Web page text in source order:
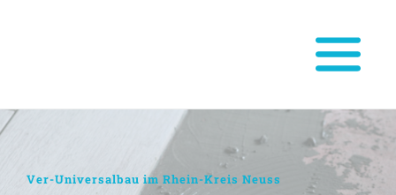
Ver-Universalbau im Rhein-Kreis Neuss